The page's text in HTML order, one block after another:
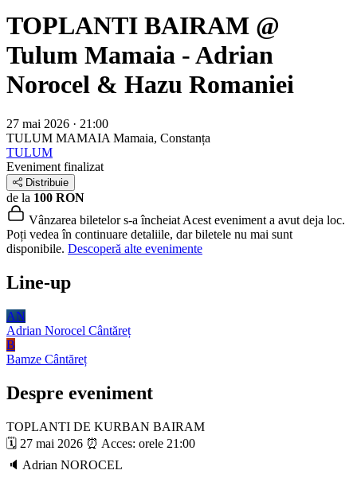
TOPLANTI BAIRAM @
Tulum Mamaia - Adrian
Norocel & Hazu Romaniei
27 mai 2026 · 21:00
TULUM MAMAIA Mamaia, Constanța
TULUM
Eveniment finalizat
Distribuie
de la 100 RON
Vânzarea biletelor s-a încheiat Acest eveniment a avut deja loc.
Poți vedea în continuare detaliile, dar biletele nu mai sunt
disponibile. Descoperă alte evenimente
Line-up
AN
Adrian Norocel Cântăreț
B
Bamze Cântăreț
Despre eveniment
TOPLANTI DE KURBAN BAIRAM
🗓 27 mai 2026 ⏰️ Acces: orele 21:00
🔈 Adrian NOROCEL